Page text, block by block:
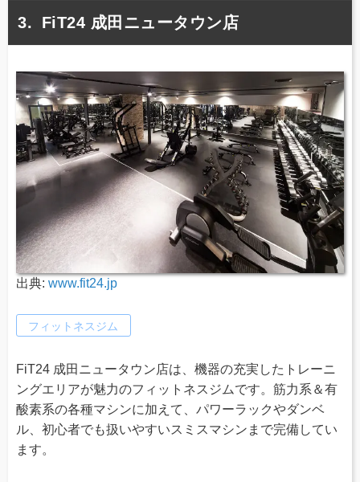
FiT24 成田ニュータウン店
出典: www.fit24.jp
フィットネスジム
FiT24 成田ニュータウン店は、機器の充実したトレーニ
ングエリアが魅力のフィットネスジムです。筋力系＆有
酸素系の各種マシンに加えて、パワーラックやダンベ
ル、初心者でも扱いやすいスミスマシンまで完備してい
ます。